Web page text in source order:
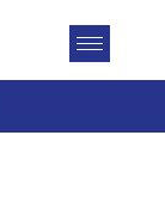
Toggle